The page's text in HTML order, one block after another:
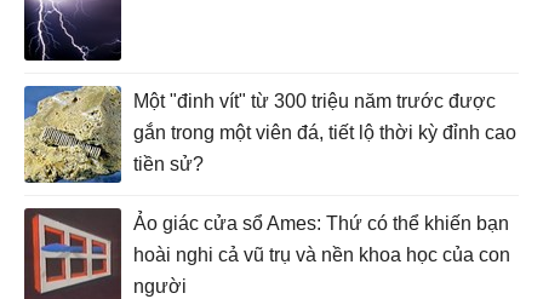
Một "đinh vít" từ 300 triệu năm trước được
gắn trong một viên đá, tiết lộ thời kỳ đỉnh cao
tiền sử?
Ảo giác cửa sổ Ames: Thứ có thể khiến bạn
hoài nghi cả vũ trụ và nền khoa học của con
người